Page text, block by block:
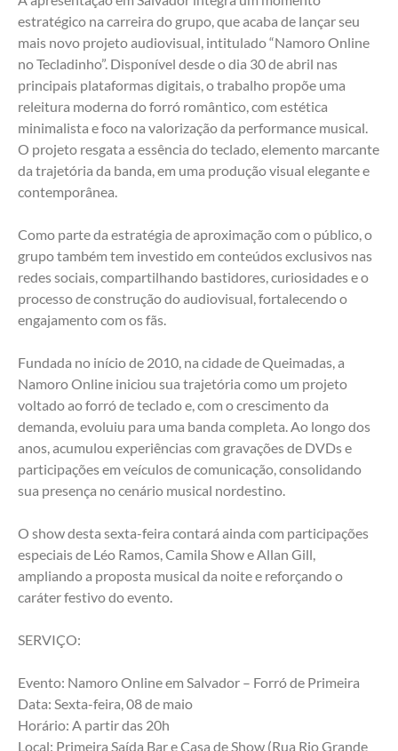
estratégico na carreira do grupo, que acaba de lançar seu
mais novo projeto audiovisual, intitulado “Namoro Online
no Tecladinho”. Disponível desde o dia 30 de abril nas
principais plataformas digitais, o trabalho propõe uma
releitura moderna do forró romântico, com estética
minimalista e foco na valorização da performance musical.
O projeto resgata a essência do teclado, elemento marcante
da trajetória da banda, em uma produção visual elegante e
contemporânea.
Como parte da estratégia de aproximação com o público, o
grupo também tem investido em conteúdos exclusivos nas
redes sociais, compartilhando bastidores, curiosidades e o
processo de construção do audiovisual, fortalecendo o
engajamento com os fãs.
Fundada no início de 2010, na cidade de Queimadas, a
Namoro Online iniciou sua trajetória como um projeto
voltado ao forró de teclado e, com o crescimento da
demanda, evoluiu para uma banda completa. Ao longo dos
anos, acumulou experiências com gravações de DVDs e
participações em veículos de comunicação, consolidando
sua presença no cenário musical nordestino.
O show desta sexta-feira contará ainda com participações
especiais de Léo Ramos, Camila Show e Allan Gill,
ampliando a proposta musical da noite e reforçando o
caráter festivo do evento.
SERVIÇO:
Evento: Namoro Online em Salvador – Forró de Primeira
Data: Sexta-feira, 08 de maio
Horário: A partir das 20h
Local: Primeira Saída Bar e Casa de Show (Rua Rio Grande